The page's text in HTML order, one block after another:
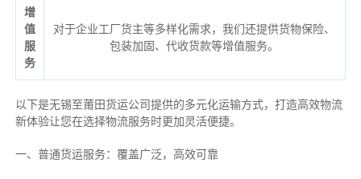
增
值
服
务
对于企业工厂货主等多样化需求，我们还提供货物保险、
包装加固、代收货款等增值服务。
以下是无锡至莆田货运公司提供的多元化运输方式，打造高效物流
新体验让您在选择物流服务时更加灵活便捷。
一、普通货运服务：覆盖广泛，高效可靠